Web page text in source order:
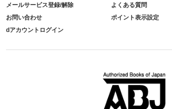
メールサービス登録/解除
よくある質問
お問い合わせ
ポイント表示設定
dアカウントログイン